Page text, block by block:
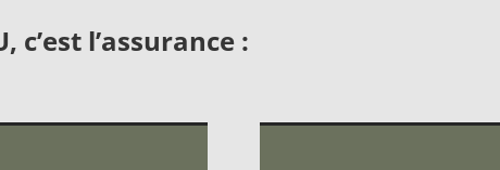
c’est l’assurance :